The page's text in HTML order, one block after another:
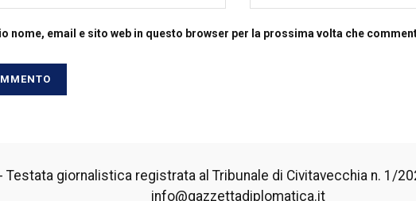
nome, email e sito web in questo browser per la prossima volta che
Testata giornalistica registrata al Tribunale di Civitavecchia n. 1/
info@gazzettadiplomatica.it